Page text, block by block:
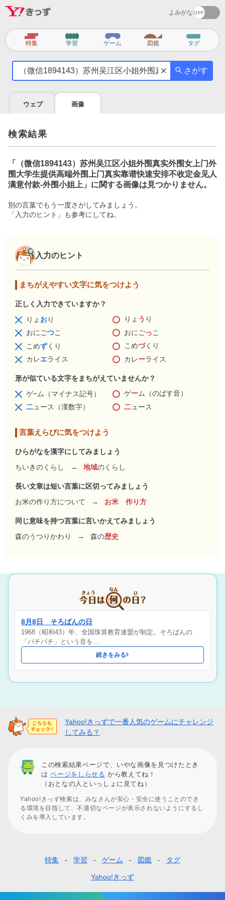
よみがな
カ
テ
特集 学習 ゲーム 図鑑 タグ
気
を
調
べ
よ
う
さがす
ウェブ 画像
検索結果
「
（微信1894143）苏州吴江区小姐外围真实外围女上门外
围大学生提供高端外围上门真实靠谱快速安排不收定金见人
满意付款-外围小姐上 」に関する画像は見つかりません。
別の言葉でもう一度さがしてみましょう。
「入力のヒント」も参考にしてね。
入力のヒント
まちがえやすい文字に気をつけよう
正しく入力できていますか？
りょ おり りょ う り
おにごつこ おにごっこ
こめずくり こめづくり
カレエライス カレーライス
形が似ている文字をまちがえていませんか？
ゲ−ム（マイナス記号） ゲーム（のばす音）
二ュース（漢数字） 二ュース
言葉えらびに気をつけよう
ひらがなを漢字にしてみましょう
ちいきのくらし
→ 地域のくらし
長い文章は短い言葉に区切ってみましょう
お米の作り方について
→ お米 作り方
同じ意味を持つ言葉に言いかえてみましょう
森のうつりかわり
→ 森の歴史
8月8日 そろばんの日
1968（昭和43）年、全国珠算教育連盟が制定。そろばんの
「パチパチ」という音を…
続きをみる
Yahoo!きっずで一番人気のゲームにチャレンジ
してみる？
この検索結果ページで、いやな画像を見つけたとき
はページをしらせる から教えてね！
（おとなの人といっしょに見てね）
Yahoo!きっず検索は、みなさんが安心・安全に使うことのでき
る環境を目指して、不適切なページが表示されないようにするし
くみを導入しています。
タ
特集 学習 ゲーム 図鑑 タグ
Yahoo!きっず